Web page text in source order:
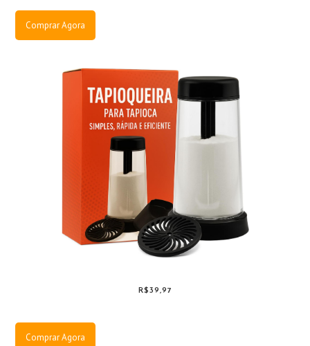
Comprar Agora
R$39,97
Comprar Agora